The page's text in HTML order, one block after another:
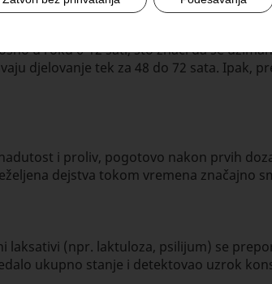
dovode do očekivanog pražnjenja
toalete (npr. kod slabo pokretnih ili
u roku 6-12 sati, što znači da se
djelovanje tek za 48 do 72 sata. Ipak,
i proliv, pogotovo nakon prvih
dejstva tokom vremena značajno
laksativi (npr. laktuloza, psilijum) se
ukupno stanje i detektovao uzrok